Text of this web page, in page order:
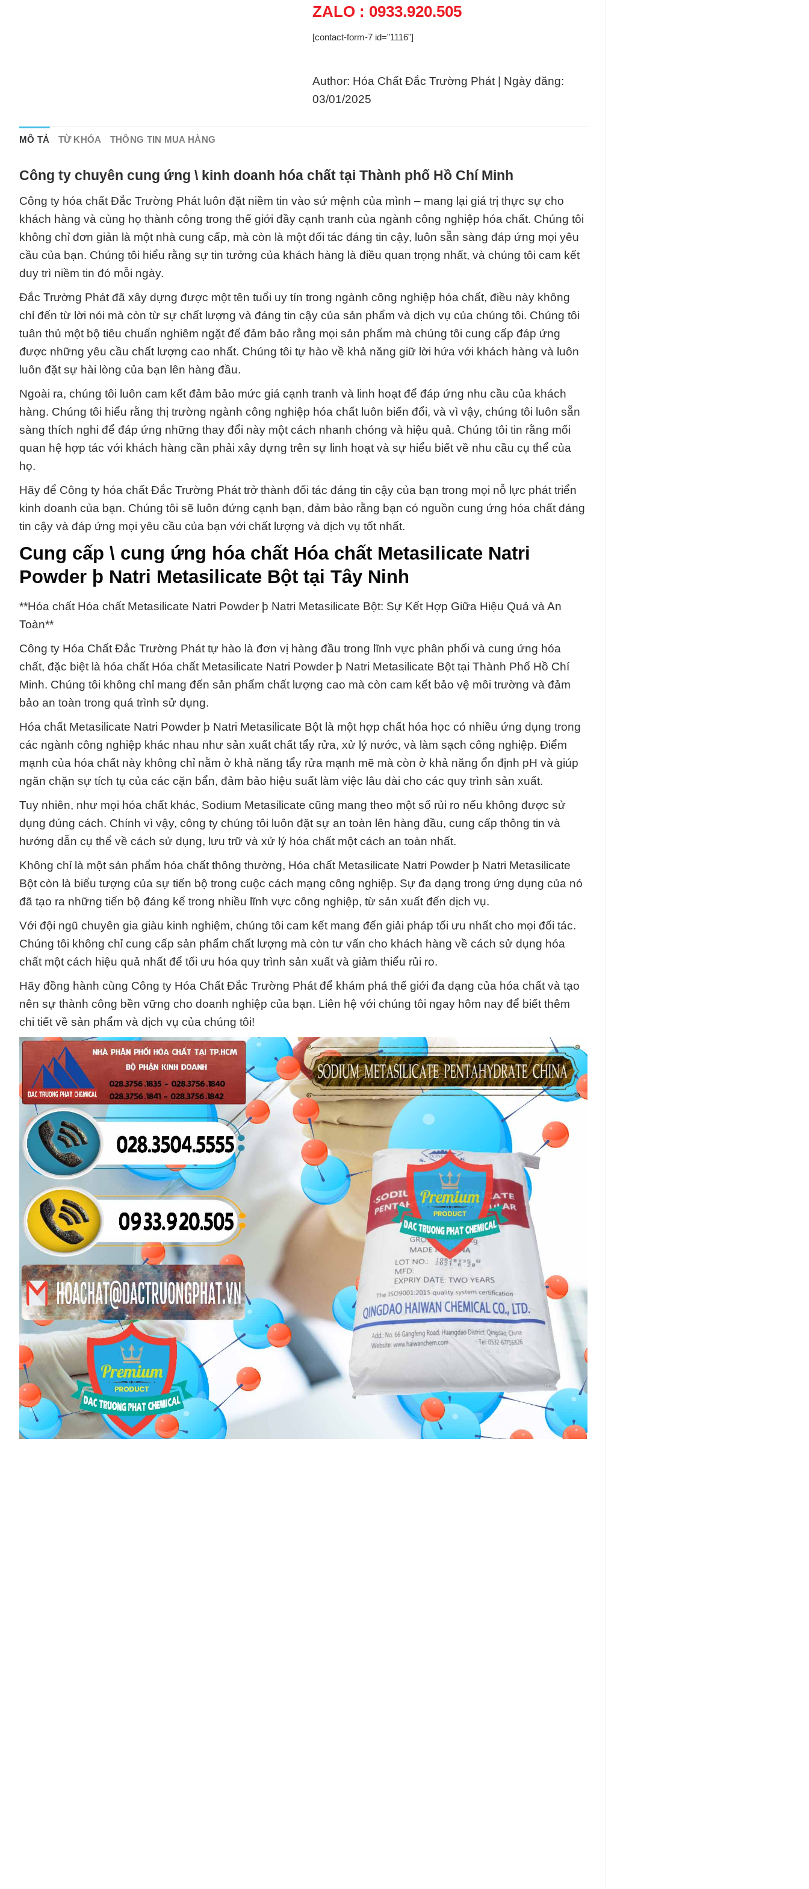
ZALO : 0933.920.505
[contact-form-7 id="1116"]
Author: Hóa Chất Đắc Trường Phát | Ngày đăng:
03/01/2025
MÔ TẢ TỪ KHÓA THÔNG TIN MUA HÀNG
Công ty chuyên cung ứng \ kinh doanh hóa chất tại Thành phố Hồ Chí Minh
Công ty hóa chất Đắc Trường Phát luôn đặt niềm tin vào sứ mệnh của mình – mang lại giá trị thực sự cho
khách hàng và cùng họ thành công trong thế giới đầy cạnh tranh của ngành công nghiệp hóa chất. Chúng tôi
không chỉ đơn giản là một nhà cung cấp, mà còn là một đối tác đáng tin cậy, luôn sẵn sàng đáp ứng mọi yêu
cầu của bạn. Chúng tôi hiểu rằng sự tin tưởng của khách hàng là điều quan trọng nhất, và chúng tôi cam kết
duy trì niềm tin đó mỗi ngày.
Đắc Trường Phát đã xây dựng được một tên tuổi uy tín trong ngành công nghiệp hóa chất, điều này không
chỉ đến từ lời nói mà còn từ sự chất lượng và đáng tin cậy của sản phẩm và dịch vụ của chúng tôi. Chúng tôi
tuân thủ một bộ tiêu chuẩn nghiêm ngặt để đảm bảo rằng mọi sản phẩm mà chúng tôi cung cấp đáp ứng
được những yêu cầu chất lượng cao nhất. Chúng tôi tự hào về khả năng giữ lời hứa với khách hàng và luôn
luôn đặt sự hài lòng của bạn lên hàng đầu.
Ngoài ra, chúng tôi luôn cam kết đảm bảo mức giá cạnh tranh và linh hoạt để đáp ứng nhu cầu của khách
hàng. Chúng tôi hiểu rằng thị trường ngành công nghiệp hóa chất luôn biến đổi, và vì vậy, chúng tôi luôn sẵn
sàng thích nghi để đáp ứng những thay đổi này một cách nhanh chóng và hiệu quả. Chúng tôi tin rằng mối
quan hệ hợp tác với khách hàng cần phải xây dựng trên sự linh hoạt và sự hiểu biết về nhu cầu cụ thể của
họ.
Hãy để Công ty hóa chất Đắc Trường Phát trở thành đối tác đáng tin cậy của bạn trong mọi nỗ lực phát triển
kinh doanh của bạn. Chúng tôi sẽ luôn đứng cạnh bạn, đảm bảo rằng bạn có nguồn cung ứng hóa chất đáng
tin cậy và đáp ứng mọi yêu cầu của bạn với chất lượng và dịch vụ tốt nhất.
Cung cấp \ cung ứng hóa chất Hóa chất Metasilicate Natri
Powder þ Natri Metasilicate Bột tại Tây Ninh
**Hóa chất Hóa chất Metasilicate Natri Powder þ Natri Metasilicate Bột: Sự Kết Hợp Giữa Hiệu Quả và An
Toàn**
Công ty Hóa Chất Đắc Trường Phát tự hào là đơn vị hàng đầu trong lĩnh vực phân phối và cung ứng hóa
chất, đặc biệt là hóa chất Hóa chất Metasilicate Natri Powder þ Natri Metasilicate Bột tại Thành Phố Hồ Chí
Minh. Chúng tôi không chỉ mang đến sản phẩm chất lượng cao mà còn cam kết bảo vệ môi trường và đảm
bảo an toàn trong quá trình sử dụng.
Hóa chất Metasilicate Natri Powder þ Natri Metasilicate Bột là một hợp chất hóa học có nhiều ứng dụng trong
các ngành công nghiệp khác nhau như sản xuất chất tẩy rửa, xử lý nước, và làm sạch công nghiệp. Điểm
mạnh của hóa chất này không chỉ nằm ở khả năng tẩy rửa mạnh mẽ mà còn ở khả năng ổn định pH và giúp
ngăn chặn sự tích tụ của các cặn bẩn, đảm bảo hiệu suất làm việc lâu dài cho các quy trình sản xuất.
Tuy nhiên, như mọi hóa chất khác, Sodium Metasilicate cũng mang theo một số rủi ro nếu không được sử
dụng đúng cách. Chính vì vậy, công ty chúng tôi luôn đặt sự an toàn lên hàng đầu, cung cấp thông tin và
hướng dẫn cụ thể về cách sử dụng, lưu trữ và xử lý hóa chất một cách an toàn nhất.
Không chỉ là một sản phẩm hóa chất thông thường, Hóa chất Metasilicate Natri Powder þ Natri Metasilicate
Bột còn là biểu tượng của sự tiến bộ trong cuộc cách mạng công nghiệp. Sự đa dạng trong ứng dụng của nó
đã tạo ra những tiến bộ đáng kể trong nhiều lĩnh vực công nghiệp, từ sản xuất đến dịch vụ.
Với đội ngũ chuyên gia giàu kinh nghiệm, chúng tôi cam kết mang đến giải pháp tối ưu nhất cho mọi đối tác.
Chúng tôi không chỉ cung cấp sản phẩm chất lượng mà còn tư vấn cho khách hàng về cách sử dụng hóa
chất một cách hiệu quả nhất để tối ưu hóa quy trình sản xuất và giảm thiểu rủi ro.
Hãy đồng hành cùng Công ty Hóa Chất Đắc Trường Phát để khám phá thế giới đa dạng của hóa chất và tạo
nên sự thành công bền vững cho doanh nghiệp của bạn. Liên hệ với chúng tôi ngay hôm nay để biết thêm
chi tiết về sản phẩm và dịch vụ của chúng tôi!